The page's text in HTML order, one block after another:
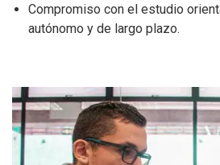
Compromiso con el estudio
autónomo y de largo plazo.